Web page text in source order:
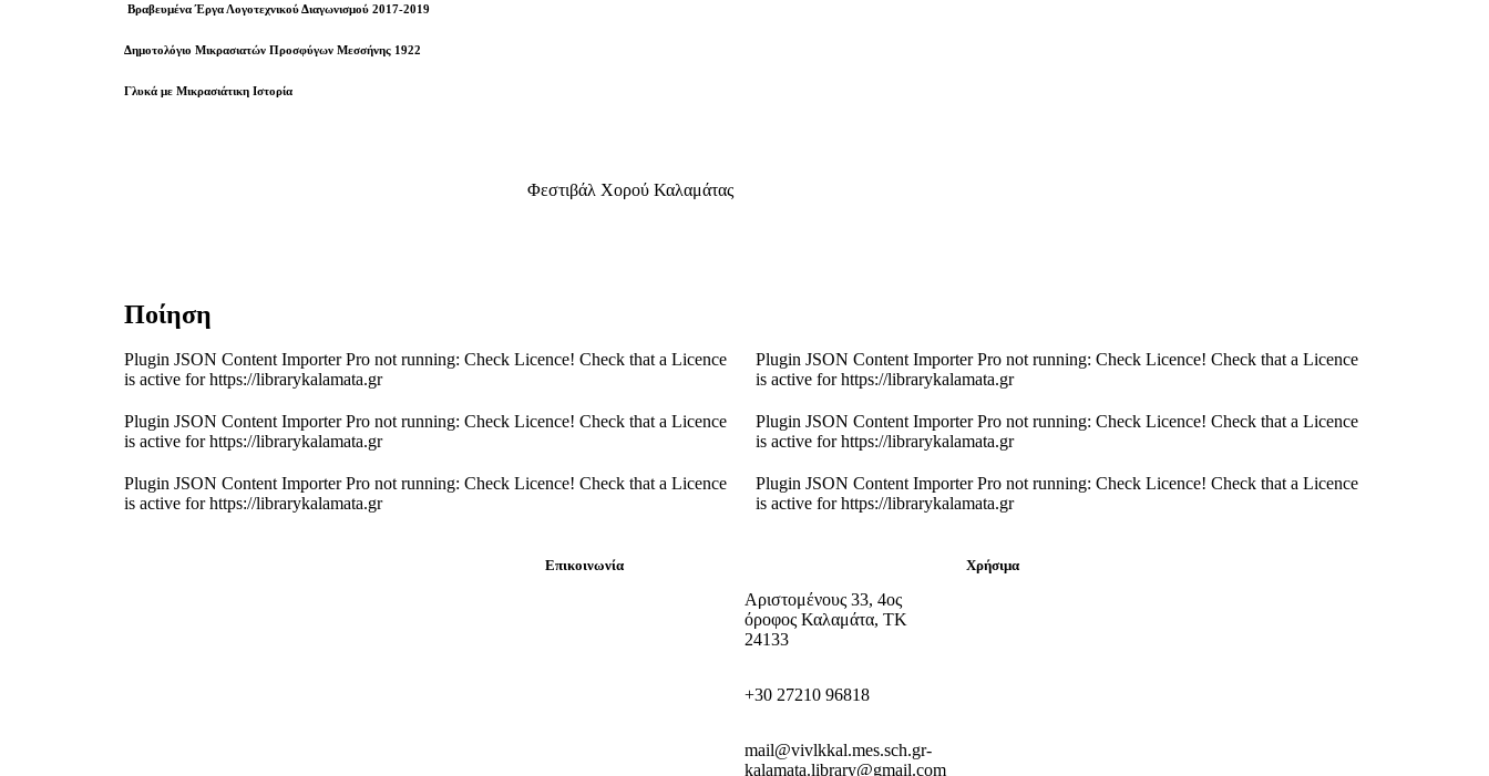
Βραβευµένα Έργα Λογοτεχνικού Διαγωνισμού 2017-2019
Δημοτολόγιο Μικρασιατών Προσφύγων Μεσσήνης 1922
Γλυκά με Μικρασιάτικη Ιστορία
Φεστιβάλ Χορού Καλαμάτας
Ποίηση
Plugin JSON Content Importer Pro not running: Check Licence! Check that a Licence
is active for https://librarykalamata.gr
Plugin JSON Content Importer Pro not running: Check Licence! Check that a Licence
is active for https://librarykalamata.gr
Plugin JSON Content Importer Pro not running: Check Licence! Check that a Licence
is active for https://librarykalamata.gr
Plugin JSON Content Importer Pro not running: Check Licence! Check that a Licence
is active for https://librarykalamata.gr
Plugin JSON Content Importer Pro not running: Check Licence! Check that a Licence
is active for https://librarykalamata.gr
Plugin JSON Content Importer Pro not running: Check Licence! Check that a Licence
is active for https://librarykalamata.gr
Επικοινωνία
Αριστομένους 33, 4ος
όροφος Καλαμάτα, ΤΚ
24133
+30 27210 96818
mail@vivlkkal.mes.sch.gr-
kalamata.library@gmail.com
Χρήσιμα